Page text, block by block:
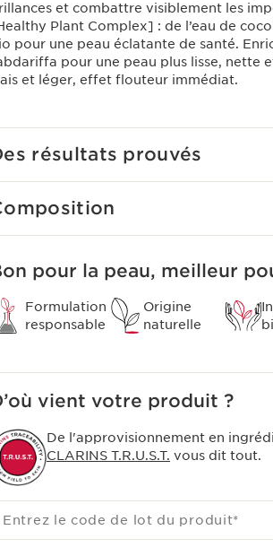
et combattre visiblement les
Plant Complex] : de l’eau de
pour une peau éclatante de santé.
pour une peau plus lisse, nette
et léger, effet flouteur immédiat.
résultats prouvés
pour la peau, meilleur
Formulation
responsable
Origine
naturelle
vient votre produit ?
De l'approvisionnement en
CLARINS T.R.U.S.T. vous dit tout.
Entrez le code de lot du produit*